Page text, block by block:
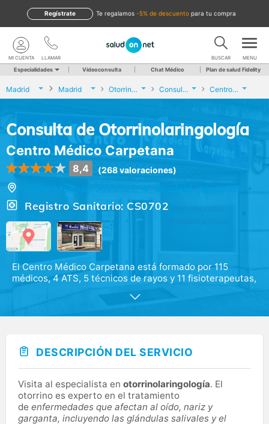
te regalamos -5% de descuento para tu compra
Regístrate
LLAMAR
MI CUENTA BUSCAR MENU
Especialidades Videoconsulta Chat Médico Plan de salud Fidelity
Madrid Madrid Otorrinolaringología Consulta de Otorrinolaringología Centro Médico Carpetana
Consulta de Otorrinolaringología
Centro Médico Carpetana
8,4 (268 valoraciones)
Registro Sanitario: CS0702
El Centro Médico Carpetana está formado por 115
médicos, 4 ATS, 5 técnicos de rayos y 11 fisioterapeutas,
junto con 62 auxiliares, cubren alrededor de treinta
especialidades médicas. Además de contar con
Nuestras instalaciones están equipadas con tecnología
punta en el campo de la medicina.
DESCRIPCIÓN DEL SERVICIO
Visita al especialista en otorrinolaringología. El
otorrino es experto en el tratamiento
de enfermedades que afectan al oído, nariz y
garganta, incluyendo las glándulas salivales y el